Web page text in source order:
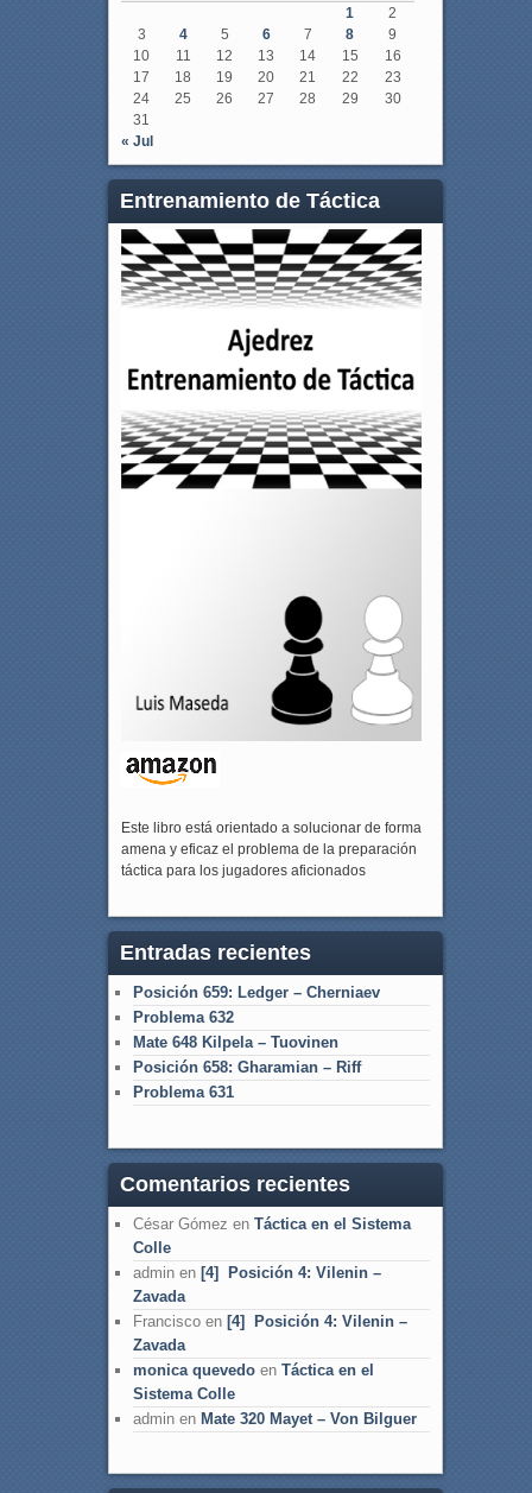
1
2
3
4 5 6 7 8
9
10
11 12 13 14 15
16
17
18 19 20 21 22
23
24
25 26 27 28 29
30
31
« Jul
Entrenamiento de Táctica
Este libro está orientado a solucionar de forma
amena y eficaz el problema de la preparación
táctica para los jugadores aficionados
Entradas recientes
Posición 659: Ledger – Cherniaev
Problema 632
Mate 648 Kilpela – Tuovinen
Posición 658: Gharamian – Riff
Problema 631
Comentarios recientes
César Gómez en Táctica en el Sistema
Colle
adminen [4] Posición 4: Vilenin –
Zavada
Franciscoen [4] Posición 4: Vilenin –
Zavada
monica quevedoen Táctica en el
Sistema Colle
adminen Mate 320 Mayet – Von Bilguer